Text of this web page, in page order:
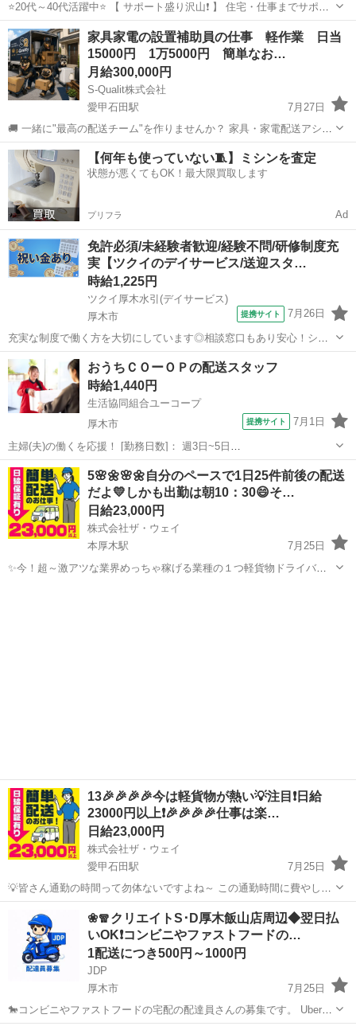
⭐20代～40代活躍中⭐ 【 サポート盛り沢山❗️ 】 住宅・仕事までサポー
トするので 遠方にお住いの方でも 安心して新生活をスタート可能✊ さ
らに！支援金の支給も！？ ピンチを救う日払いもあるの...
神奈川 厚木市 倉庫 ピンチ
家具家電の設置補助員の仕事 軽作業 日当
15000円 1万5000円 簡単なお…
月給300,000円
S-Qualit株式会社
愛甲石田駅
7月27日
🚚 一緒に"最高の配送チーム"を作りませんか？ 家具・家電配送アシス
タント募集！ 未経験歓迎！運転免許不要！人物重視採用！ 「毎日同じ
仕事じゃつまらない。」 「体を動かす仕事が好き。」 「仲間とワイワ
イ働きたい。」 「家具...
神奈川 厚木市 愛甲石田駅 配送 オンライン
【何年も使っていない🧵】ミシンを査定
状態が悪くてもOK！最大限買取します
プリフラ Ad
免許必須/未経験者歓迎/経験不問/研修制度充
実【ツクイのデイサービス/送迎スタ…
時給1,225円
ツクイ厚木水引(デイサービス)
厚木市
提携サイト 7月26日
充実な制度で働く方を大切にしています◎相談窓口もあり安心！シフ
ト勤務で働きやすさ抜群の環境です。 ★☆ 働きやすいメリット多数
★☆ ＼＼サービス・職種の魅力／／ 送迎業務を通して、お客様から感
謝の言葉を直接いただけたり...
神奈川 厚木市 その他
おうちＣＯーＯＰの配送スタッフ
時給1,440円
生活協同組合ユーコープ
厚木市
提携サイト 7月1日
主婦(夫)の働くを応援！ [勤務日数]： 週3日~5日
09:15~13:00/13:15~17:00/09:15~17:00 月/火/水/木/金 などから選べま
す [勤務地・最寄駅]： 神奈川県厚木市飯山南3-3-36...
神奈川 厚木市 配送
5🌸🌼🌸🌼自分のペースで1日25件前後の配送
だよ💛しかも出勤は朝10：30😄そ…
日給23,000円
株式会社ザ・ウェイ
本厚木駅
7月25日
✨今！超～激アツな業界めっちゃ稼げる業種の１つ軽貨物ドライバー
13🎉🎉🎉🎉今は軽貨物が熱い💡注目❗️日給
23000円以上❗️🎉🎉🎉🎉仕事は楽…
日給23,000円
株式会社ザ・ウェイ
愛甲石田駅
7月25日
💡皆さん通勤の時間って勿体ないですよね～ この通勤時間に費やして
いる時間を、毎日積み重ねていくと とんでもない時間の浪費になって
しまいます。。。 😄株式会社ザ・ウェイは下記にそれぞれ拠店があり
ますので、 皆さ...
愛甲石田駅 配送 ネットスーパー
❀🧣クリエイトS･D厚木飯山店周辺◆翌日払
いOK❗️コンビニやファストフードの…
1配送につき500円～1000円
JDP
厚木市
7月25日
🐎コンビニやファストフードの宅配の配達員さんの募集です。 Uber
eatsや出前館のように配達専用アプリを使用していただき、オファー